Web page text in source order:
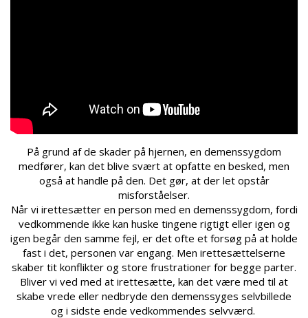
På grund af de skader på hjernen, en demenssygdom
medfører, kan det blive svært at opfatte en besked, men
også at handle på den. Det gør, at der let opstår
misforståelser.
Når vi irettesætter en person med en demenssygdom, fordi
vedkommende ikke kan huske tingene rigtigt eller igen og
igen begår den samme fejl, er det ofte et forsøg på at holde
fast i det, personen var engang. Men irettesættelserne
skaber tit konflikter og store frustrationer for begge parter.
Bliver vi ved med at irettesætte, kan det være med til at
skabe vrede eller nedbryde den demenssyges selvbillede
og i sidste ende vedkommendes selvværd.